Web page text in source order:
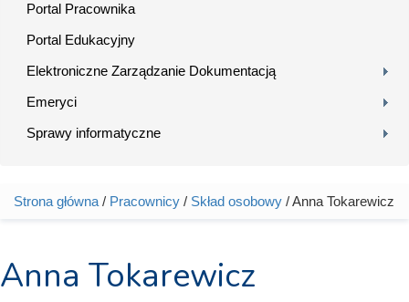
Portal Pracownika
Portal Edukacyjny
Elektroniczne Zarządzanie Dokumentacją
Emeryci
Sprawy informatyczne
Jesteś tutaj
Strona główna / Pracownicy / Skład osobowy / Anna Tokarewicz
Anna Tokarewicz